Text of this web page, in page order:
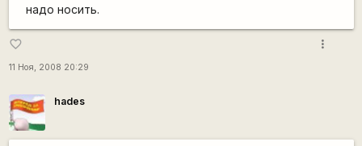
надо носить.
favorite_border
11 Ноя, 2008 20:29
more_vert
hades